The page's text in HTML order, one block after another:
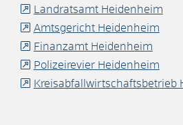
Landratsamt Heidenheim
Amtsgericht Heidenheim
Finanzamt Heidenheim
Polizeirevier Heidenheim
Kreisabfallwirtschaftsbetrieb